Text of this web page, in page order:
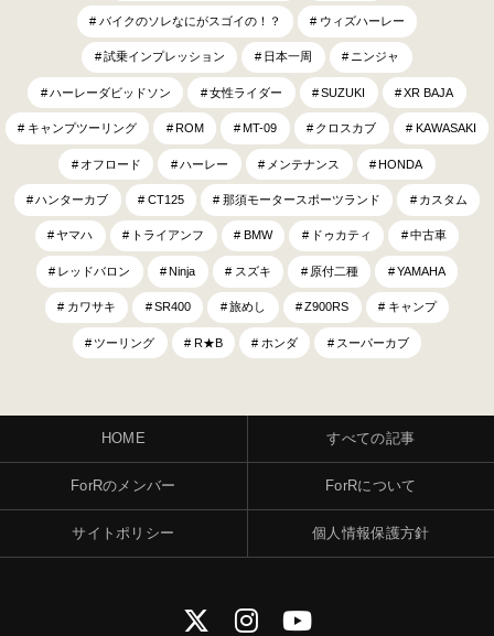
バイクのソレなにがスゴイの！？ ウィズハーレー
試乗インプレッション 日本一周 ニンジャ
ハーレーダビッドソン 女性ライダー SUZUKI XR BAJA
キャンプツーリング ROM MT-09 クロスカブ KAWASAKI
オフロード ハーレー メンテナンス HONDA
ハンターカブ CT125 那須モータースポーツランド カスタム
ヤマハ トライアンフ BMW ドゥカティ 中古車
レッドバロン Ninja スズキ 原付二種 YAMAHA
カワサキ SR400 旅めし Z900RS キャンプ
ツーリング R★B ホンダ スーパーカブ
HOME すべての記事
ForRのメンバー ForRについて
サイトポリシー 個人情報保護方針